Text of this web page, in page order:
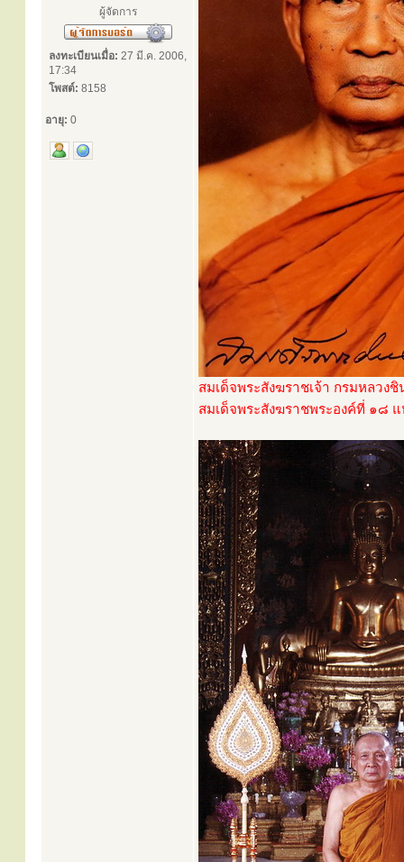
ผู้จัดการ
ลงทะเบียนเมื่อ: 27 มี.ค. 2006,
17:34
โพสต์: 8158
อายุ: 0
สมเด็จพระสังฆราชเจ้า กรมหลวง
สมเด็จพระสังฆราชพระองค์ที่ ๑๘